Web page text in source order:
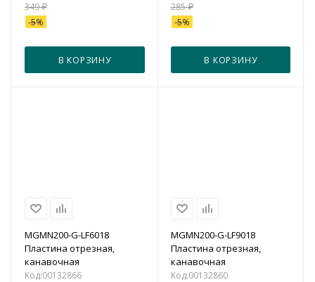
349₽
-5%
В КОРЗИНУ
285₽
-5%
В КОРЗИНУ
MGMN200-G-LF6018
Пластина отрезная,
канавочная
Код:00132866
MGMN200-G-LF9018
Пластина отрезная,
канавочная
Код:00132860